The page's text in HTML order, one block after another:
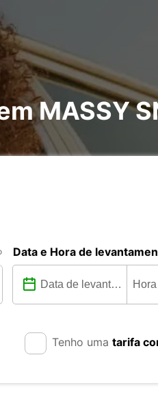
MASSY
Data e Hora de
Tenho uma tarifa